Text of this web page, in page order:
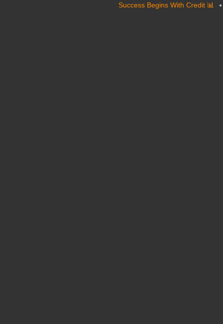
📊 Success Begins With Credit